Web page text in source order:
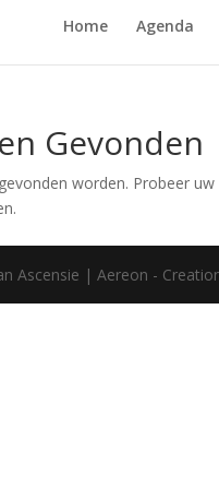
Home Agenda
Gevonden
worden. Probeer
Ascensie | Aereon -